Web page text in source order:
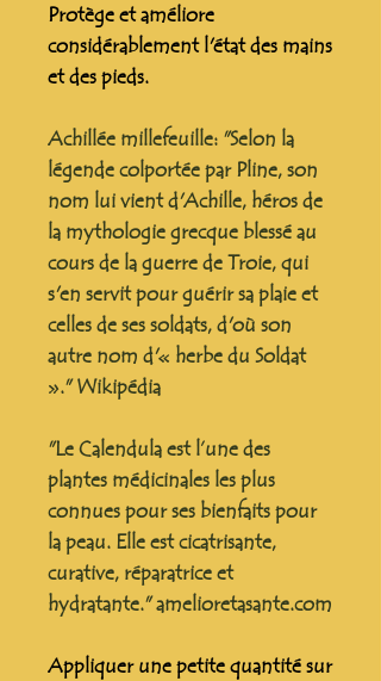
Protège et améliore
considérablement l'état des mains
et des pieds.
Achillée millefeuille: "Selon la
légende colportée par Pline, son
nom lui vient d'Achille, héros de
la mythologie grecque blessé au
cours de la guerre de Troie, qui
s'en servit pour guérir sa plaie et
celles de ses soldats, d'où son
autre nom d'« herbe du Soldat
»." Wikipédia
"Le Calendula est l’une des
plantes médicinales les plus
connues pour ses bienfaits pour
la peau. Elle est cicatrisante,
curative, réparatrice et
hydratante." amelioretasante.com
Appliquer une petite quantité sur